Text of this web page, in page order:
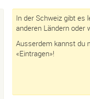
In der Schweiz gibt es
anderen Ländern oder
Ausserdem kannst du
«Eintragen»!